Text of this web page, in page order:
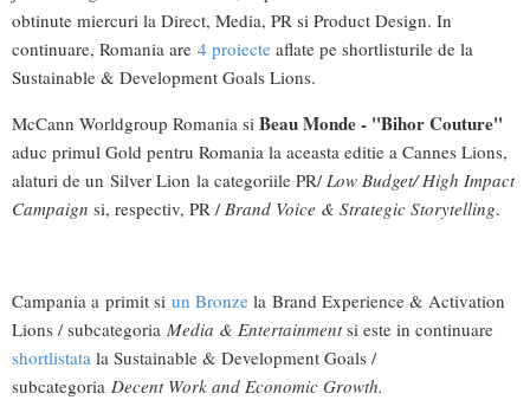
obtinute miercuri la Direct, Media, PR si Product Design. In
continuare, Romania are 4 proiecte aflate pe shortlisturile de la
Sustainable & Development Goals Lions.
McCann Worldgroup Romania si Beau Monde - "Bihor Couture"
aduc primul Gold pentru Romania la aceasta editie a Cannes Lions,
alaturi de un Silver Lion la categoriile PR/Low Budget/ High Impact
Campaign si, respectiv, PR /Brand Voice & Strategic Storytelling.
Campania a primit si un Bronze la Brand Experience & Activation
Lions / subcategoria Media & Entertainmentsi este in continuare
shortlistata la Sustainable & Development Goals /
subcategoria Decent Work and Economic Growth.